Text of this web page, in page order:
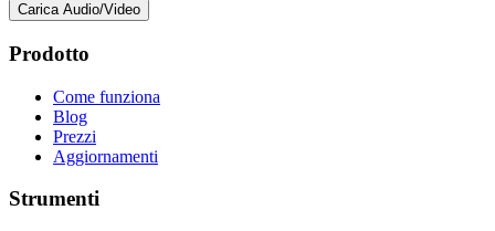
Carica Audio/Video
Prodotto
Come funziona
Blog
Prezzi
Aggiornamenti
Strumenti